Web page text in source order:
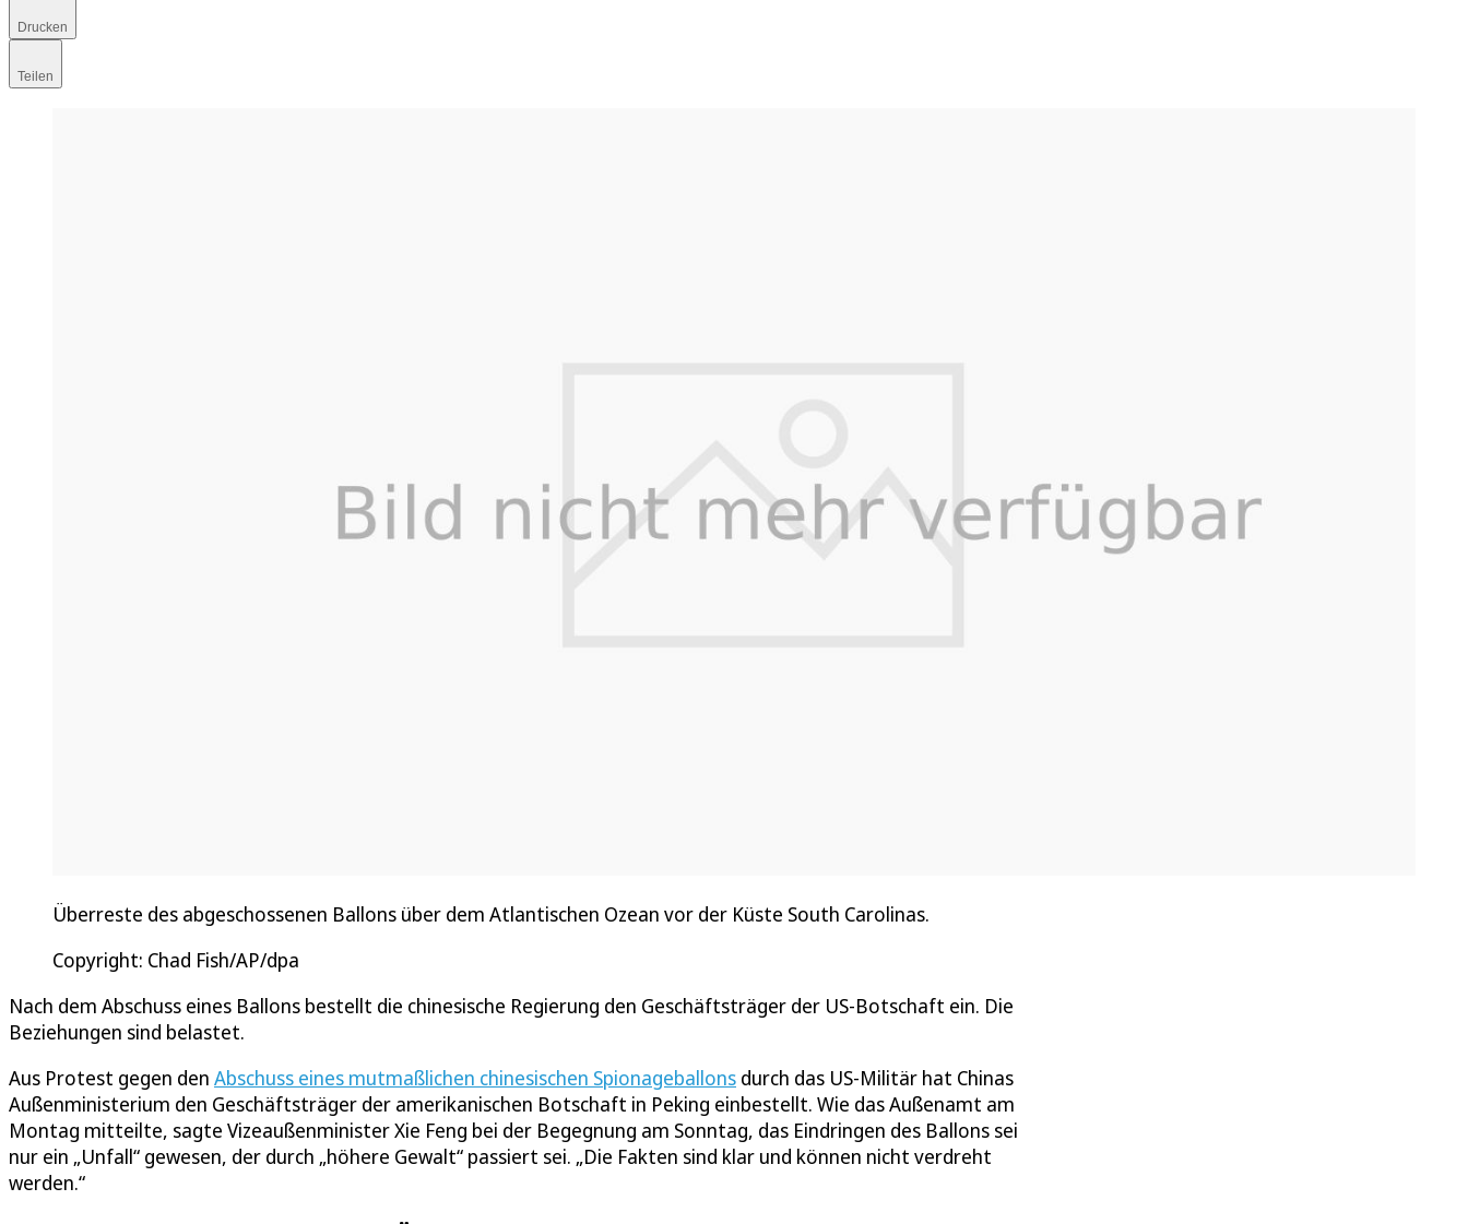
Drucken
Teilen
Überreste des abgeschossenen Ballons über dem Atlantischen Ozean vor der Küste South Carolinas.
Copyright: Chad Fish/AP/dpa
Nach dem Abschuss eines Ballons bestellt die chinesische Regierung den Geschäftsträger der US-Botschaft ein. Die
Beziehungen sind belastet.
Aus Protest gegen den Abschuss eines mutmaßlichen chinesischen Spionageballons durch das US-Militär hat Chinas
Außenministerium den Geschäftsträger der amerikanischen Botschaft in Peking einbestellt. Wie das Außenamt am
Montag mitteilte, sagte Vizeaußenminister Xie Feng bei der Begegnung am Sonntag, das Eindringen des Ballons sei
nur ein „Unfall“ gewesen, der durch „höhere Gewalt“ passiert sei. „Die Fakten sind klar und können nicht verdreht
werden.“